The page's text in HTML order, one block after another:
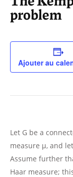
problem
Ajouter au
Let G be a
measure μ, and
Assume further
Haar measure;